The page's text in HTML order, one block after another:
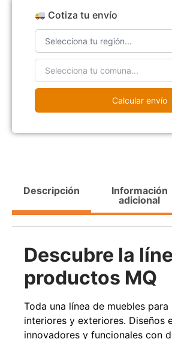
Cotiza tu envío
Calcular envío
Descripción
Información
adicional
Descubre la
productos MQ
Toda una línea de muebles para
interiores y exteriores. Diseños
innovadores y funcionales con
Transpaleta eléctrica carga
$2.842.858
$1.990.000
Agregar al carrito
Pasto sintético ornamental
Importado USA: Paradise
densidad 42mm Rollo
4,57*15,24mts
Leer más